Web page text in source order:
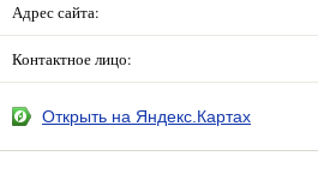
Адрес сайта:
Контактное лицо:
Открыть на Яндекс.Картах